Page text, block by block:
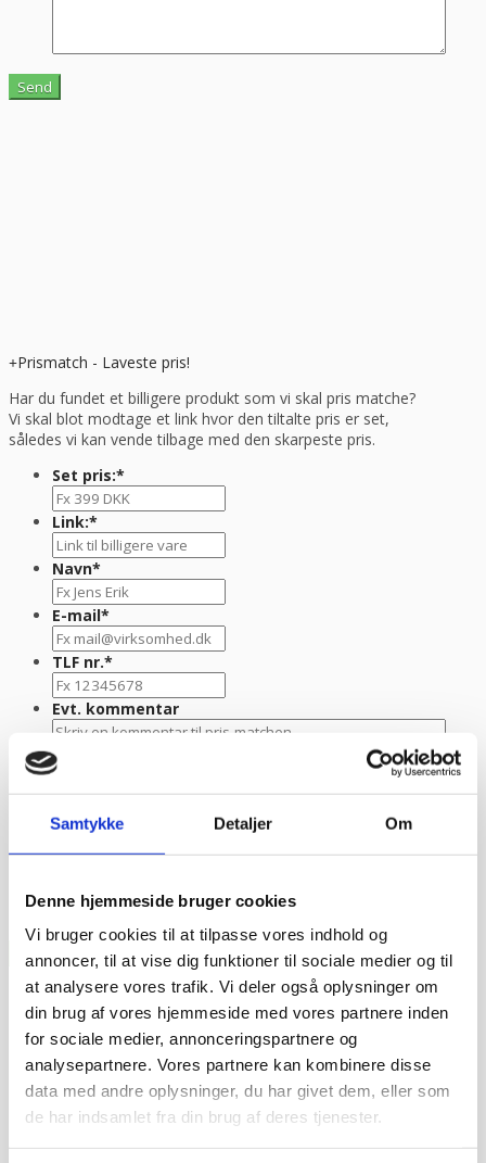
Samtykke Detaljer Om
Denne hjemmeside bruger cookies
Vi bruger cookies til at tilpasse vores indhold og
annoncer, til at vise dig funktioner til sociale medier og til
at analysere vores trafik. Vi deler også oplysninger om
din brug af vores hjemmeside med vores partnere inden
for sociale medier, annonceringspartnere og
analysepartnere. Vores partnere kan kombinere disse
data med andre oplysninger, du har givet dem, eller som
de har indsamlet fra din brug af deres tjenester.
Prismatch - Laveste pris!
Har du fundet et billigere produkt som vi skal pris matche?
Vi skal blot modtage et link hvor den tiltalte pris er set,
således vi kan vende tilbage med den skarpeste pris.
Set pris:*
Link:*
Navn*
E-mail*
TLF nr.*
Evt. kommentar